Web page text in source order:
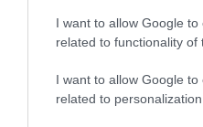
I want to allow Google to
related to functionality of
I want to allow Google to
related to personalization.